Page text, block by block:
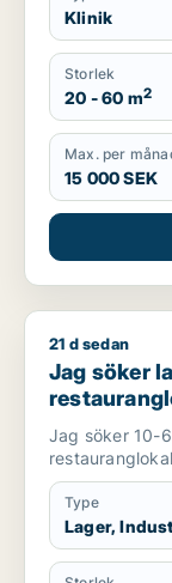
Klinik
Storlek
20 - 60 m2
Max. per
15 000 SEK
Jag söker
21 d sedan
Jag söker
Norrköping
Jag söker 10-
Type
Lager,